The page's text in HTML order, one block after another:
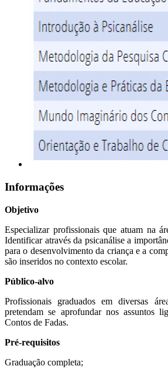
Informações
Objetivo
Especializar profissionais que atuam na
Identificar através da psicanálise a
para o desenvolvimento da criança e a
são inseridos no contexto escolar.
Público-alvo
Profissionais graduados em diversas
pretendam se aprofundar nos assuntos
Contos de Fadas.
Pré-requisitos
Graduação completa;